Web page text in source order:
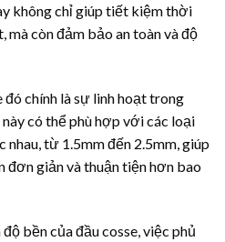
không chỉ giúp tiết kiệm thời
mà còn đảm bảo an toàn và độ
chính là sự linh hoạt trong
có thể phù hợp với các loại
từ 1.5mm đến 2.5mm, giúp
đơn giản và thuận tiện hơn bao
bền của đầu cosse, việc phủ